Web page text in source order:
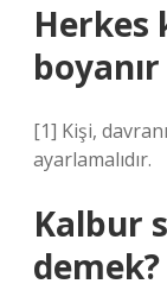
Herkes
[1] Kişi,
ayarlamalıdır.
Kalbur
demek?